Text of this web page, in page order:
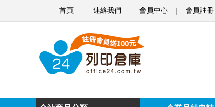
首頁 連絡我們 會員中心 會員註冊
鈔
用